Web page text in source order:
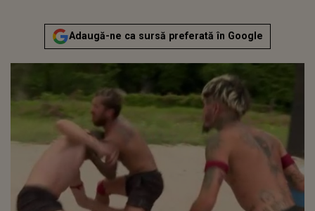
Adaugă-ne ca sursă preferată în Google